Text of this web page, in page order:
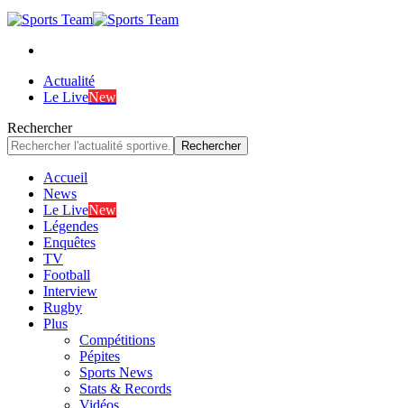
Actualité
Le LiveNew
Rechercher
Accueil
News
Le LiveNew
Légendes
Enquêtes
TV
Football
Interview
Rugby
Plus
Compétitions
Pépites
Sports News
Stats & Records
Vidéos